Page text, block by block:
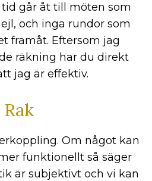
går åt till möten som
och inga rundor som
framåt. Eftersom jag
räkning har du direkt
jag är effektiv.
Rak
Om något kan
funktionellt så säger
är subjektivt och vi kan